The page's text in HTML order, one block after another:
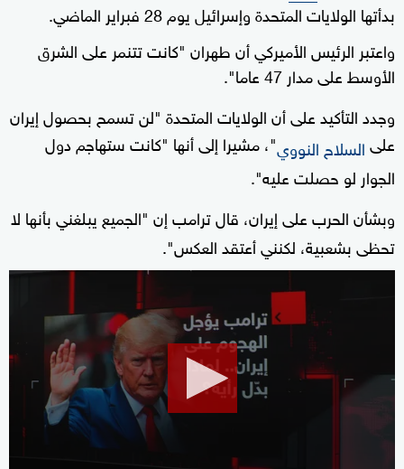
بدأتها الولايات المتحدة وإسرائيل يوم 28 فبراير الماضي.
واعتبر الرئيس الأميركي أن طهران "كانت تتنمر على الشرق
الأوسط على مدار 47 عاما".
وجدد التأكيد على أن الولايات المتحدة "لن تسمح بحصول إيران
علىالسلاح النووي"، مشيرا إلى أنها "كانت ستهاجم دول
الجوار لو حصلت عليه".
وبشأن الحرب على إيران، قال ترامب إن "الجميع يبلغني بأنها لا
تحظى بشعبية، لكنني أعتقد العكس".
minutes,
seconds